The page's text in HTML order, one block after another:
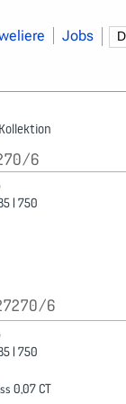
Jobs
6
| 750
6
| 750
0,07 CT